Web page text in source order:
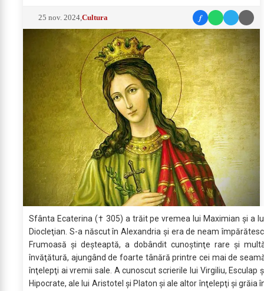
25 nov. 2024 ,Cultura f
Sfânta Ecaterina († 305) a trăit pe vremea lui Maximian şi a
Diocleţian. S-a născut în Alexandria şi era de neam
Frumoasă şi deşteaptă, a dobândit cunoştinţe rare şi
învăţătură, ajungând de foarte tânără printre cei mai de
înţelepţi ai vremii sale. A cunoscut scrierile lui Virgiliu, Esculap
Hipocrate, ale lui Aristotel şi Platon şi ale altor înţelepţi şi grăia